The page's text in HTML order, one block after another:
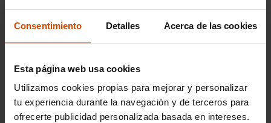
Consentimiento Detalles Acerca de las cookies
Esta página web usa cookies
Utilizamos cookies propias para mejorar y personalizar
tu experiencia durante la navegación y de terceros para
ofrecerte publicidad personalizada basada en intereses.
Porsche ocasión en Barcelona